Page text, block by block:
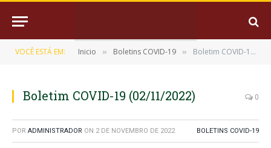
VOCÊ ESTÁ EM: Inicio » Boletins COVID-19 » Boletim COVID-19 (02/11/2022)
Boletim COVID-19 (02/11/2022) 0
POR ADMINISTRADOR ON 2 DE NOVEMBRO DE 2022 BOLETINS COVID-19